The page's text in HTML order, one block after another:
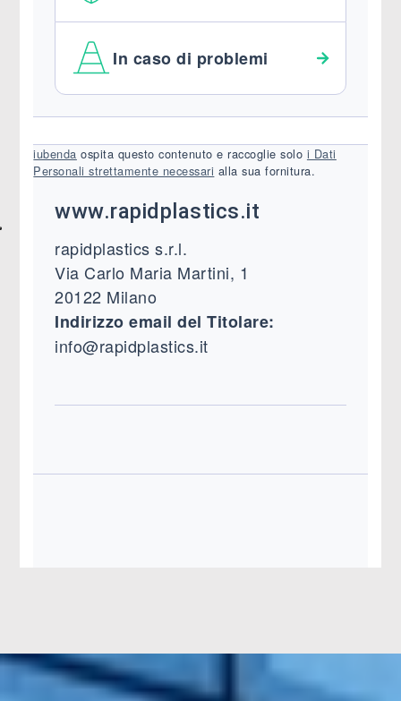
In caso di problemi
www.rapidplastics.it
rapidplastics s.r.l.
Via Carlo Maria Martini, 1
20122 Milano
Indirizzo email del Titolare:
info@rapidplastics.it
iubenda ospita questo contenuto e raccoglie solo i Dati
Personali strettamente necessari alla sua fornitura.